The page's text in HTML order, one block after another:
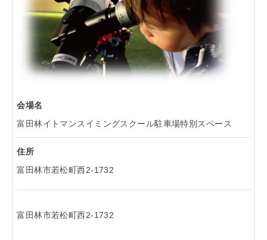
会場名
富田林イトマンスイミングスクール駐車場特別スペース
住所
富田林市若松町西2-1732
富田林市若松町西2-1732